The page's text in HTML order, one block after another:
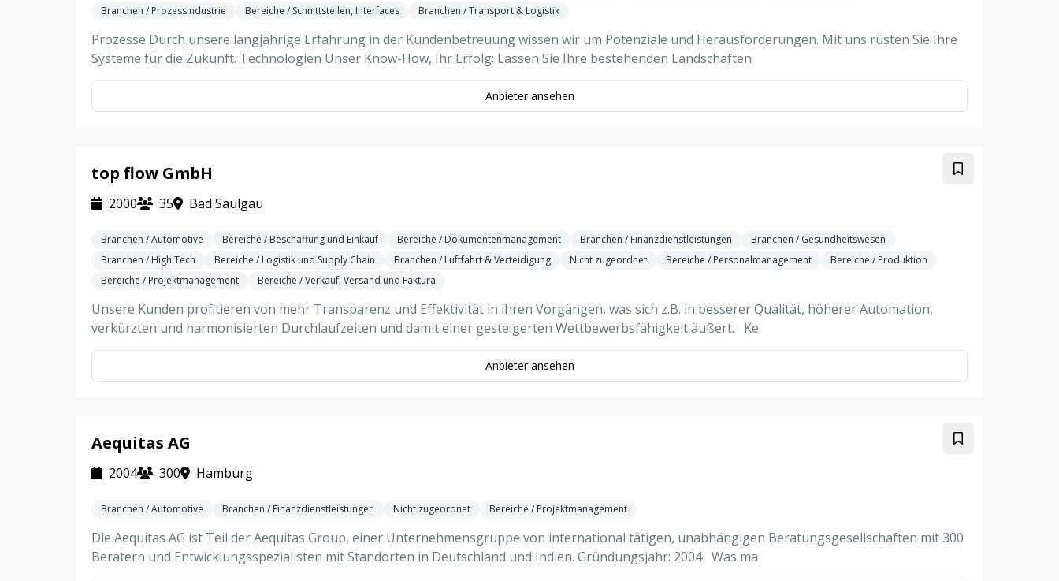
Branchen / Prozessindustrie
Bereiche / Schnittstellen, Interfaces Branchen / Transport & Logistik
Prozesse Durch unsere langjährige Erfahrung in der Kundenbetreuung wissen wir um Potenziale und Herausforderungen. Mit uns rüsten Sie Ihre
Systeme für die Zukunft. Technologien Unser Know-How, Ihr Erfolg: Lassen Sie Ihre bestehenden Landschaften
Anbieter ansehen
top flow GmbH
2000 35 Bad Saulgau
Branchen / Automotive Bereiche / Beschaffung und Einkauf Bereiche / Dokumentenmanagement Branchen / Finanzdienstleistungen
Branchen / Gesundheitswesen
Branchen / High Tech
Bereiche / Logistik und Supply Chain Branchen / Luftfahrt & Verteidigung Nicht zugeordnet Bereiche / Personalmanagement
Bereiche / Produktion
Bereiche / Projektmanagement
Bereiche / Verkauf, Versand und Faktura
Unsere Kunden profitieren von mehr Transparenz und Effektivität in ihren Vorgängen, was sich z.B. in besserer Qualität, höherer Automation,
verkürzten und harmonisierten Durchlaufzeiten und damit einer gesteigerten Wettbewerbsfähigkeit äußert. Ke
Anbieter ansehen
Aequitas AG
2004 300 Hamburg
Branchen / Automotive Branchen / Finanzdienstleistungen Nicht zugeordnet Bereiche / Projektmanagement
Die Aequitas AG ist Teil der Aequitas Group, einer Unternehmensgruppe von international tätigen, unabhängigen Beratungsgesellschaften mit 300
Beratern und Entwicklungsspezialisten mit Standorten in Deutschland und Indien. Gründungsjahr: 2004 Was ma